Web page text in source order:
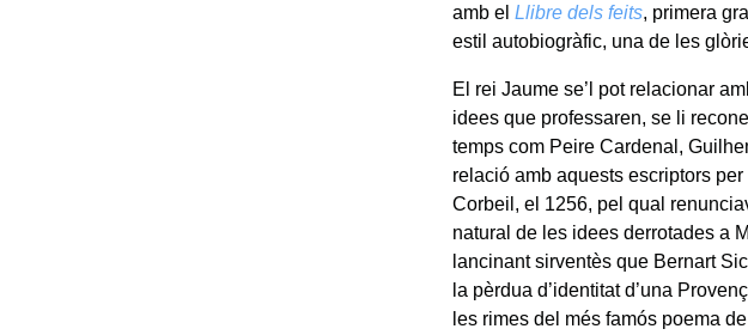
amb elLlibre dels feits, primera
estil autobiogràfic, una de les
El rei Jaume se’l pot relacionar
idees que professaren, se li
temps com Peire Cardenal,
relació amb aquests escriptors
Corbeil, el 1256, pel qual
natural de les idees derrotades a
lancinant sirventès que Bernart
la pèrdua d’identitat d’una
les rimes del més famós poema